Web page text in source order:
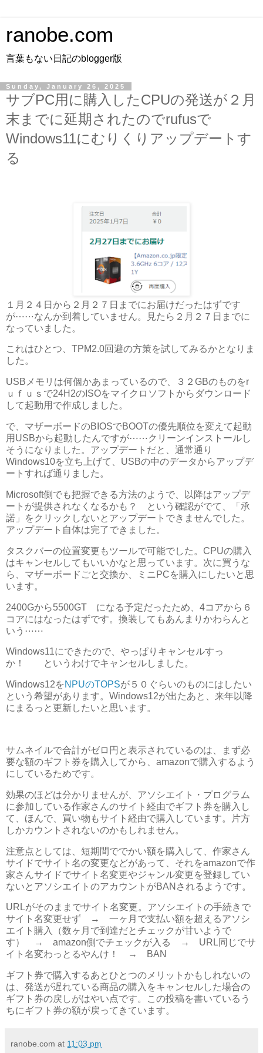
ranobe.com
言葉もない日記のblogger版
Sunday, January 26, 2025
サブPC用に購入したCPUの発送が２月
末までに延期されたのでrufusで
Windows11にむりくりアップデートす
る
１月２４日から２月２７日までにお届けだったはずです
が⋯⋯なんか到着していません。見たら２月２７日までに
なっていました。
これはひとつ、TPM2.0回避の方策を試してみるかとなりま
した。
USBメモリは何個かあまっているので、３２GBのものをr
ｕｆｕｓで24H2のISOをマイクロソフトからダウンロード
して起動用で作成しました。
で、マザーボードのBIOSでBOOTの優先順位を変えて起動
用USBから起動したんですが⋯⋯クリーンインストールし
そうになりました。アップデートだと、通常通り
Windows10を立ち上げて、USBの中のデータからアップデ
ートすれば通りました。
Microsoft側でも把握できる方法のようで、以降はアップデ
ートが提供されなくなるかも？ という確認がでて、「承
諾」をクリックしないとアップデートできませんでした。
アップデート自体は完了できました。
タスクバーの位置変更もツールで可能でした。CPUの購入
はキャンセルしてもいいかなと思っています。次に買うな
ら、マザーボードごと交換か、ミニPCを購入にしたいと思
います。
2400Gから5500GT になる予定だったため、4コアから６
コアにはなったはずです。換装してもあんまりかわらんと
いう⋯⋯
Windows11にできたので、やっぱりキャンセルすっ
か！ というわけでキャンセルしました。
Windows12を NPUのTOPSが５０ぐらいのものにはしたい
という希望があります。Windows12が出たあと、来年以降
にまるっと更新したいと思います。
サムネイルで合計がゼロ円と表示されているのは、まず必
要な額のギフト券を購入してから、amazonで購入するよう
にしているためです。
効果のほどは分かりませんが、アソシエイト・プログラム
に参加している作家さんのサイト経由でギフト券を購入し
て、ほんで、買い物もサイト経由で購入しています。片方
しかカウントされないのかもしれません。
注意点としては、短期間ででかい額を購入して、作家さん
サイドでサイト名の変更などがあって、それをamazonで作
家さんサイドでサイト名変更やジャンル変更を登録してい
ないとアソシエイトのアカウントがBANされるようです。
URLがそのままでサイト名変更。アソシエイトの手続きで
サイト名変更せず → 一ヶ月で支払い額を超えるアソシ
エイト購入（数ヶ月で到達だとチェックが甘いようで
す） → amazon側でチェックが入る → URL同じでサ
イト名変わっとるやんけ！ → BAN
ギフト券で購入するあとひとつのメリットかもしれないの
は、発送が遅れている商品の購入をキャンセルした場合の
ギフト券の戻しがはやい点です。この投稿を書いているう
ちにギフト券の額が戻ってきています。
ranobe.com at 11:03 pm